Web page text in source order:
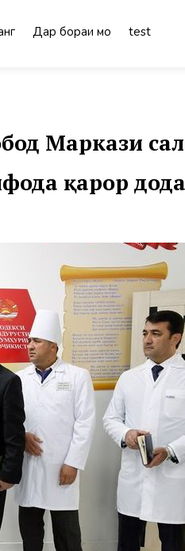
Дар бораи мо test
Маркази
қарор